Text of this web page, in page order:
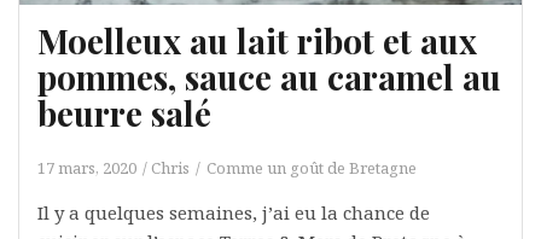
Moelleux au lait ribot et aux
pommes, sauce au caramel au
beurre salé
17 mars, 2020 Chris Comme un goût de Bretagne
Il y a quelques semaines, j’ai eu la chance de